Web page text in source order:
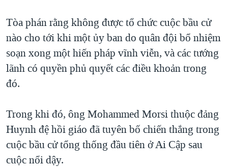
Tòa phán rằng không được tổ chức cuộc bầu cử
nào cho tới khi một ủy ban do quân đội bổ nhiệm
soạn xong một hiến pháp vĩnh viễn, và các tướng
lãnh có quyền phủ quyết các điều khoản trong
đó.
Trong khi đó, ông Mohammed Morsi thuộc đảng
Huynh đệ hồi giáo đã tuyên bố chiến thắng trong
cuộc bầu cử tổng thống đầu tiên ở Ai Cập sau
cuộc nổi dậy.